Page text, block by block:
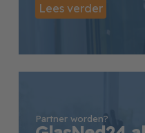
Lees verder
Partner worden?